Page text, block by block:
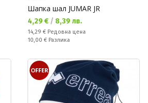
Шапка шал JUMAR JR
Текуща цена:
4,29 € / 8,39 лв.
Редовна цена:
14,29 € Редовна цена
Спестявате:
10,00 € Разлика
OFFER